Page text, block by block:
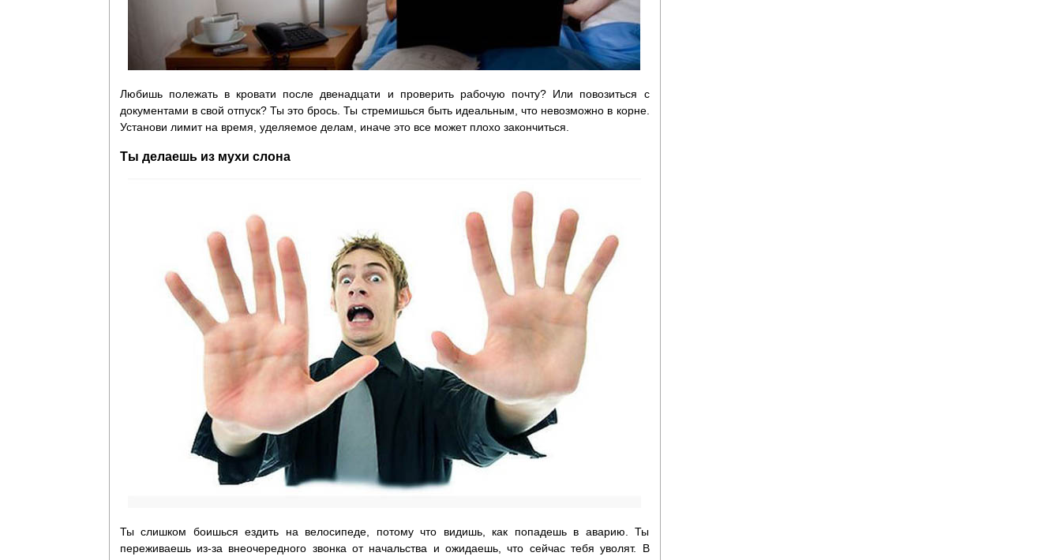
Любишь полежать в кровати после двенадцати и проверить рабочую почту? Или повозиться с
документами в свой отпуск? Ты это брось. Ты стремишься быть идеальным, что невозможно в корне.
Установи лимит на время, уделяемое делам, иначе это все может плохо закончиться.
Ты делаешь из мухи слона
Ты слишком боишься ездить на велосипеде, потому что видишь, как попадешь в аварию. Ты
переживаешь из-за внеочередного звонка от начальства и ожидаешь, что сейчас тебя уволят. В